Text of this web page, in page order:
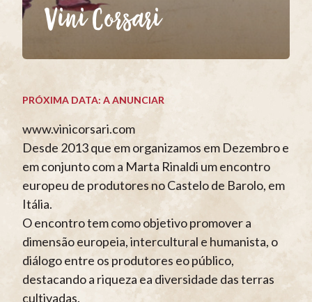
Vini Corsari
PRÓXIMA DATA: A ANUNCIAR
www.vinicorsari.com
Desde 2013 que em organizamos em Dezembro e
em conjunto com a Marta Rinaldi um encontro
europeu de produtores no Castelo de Barolo, em
Itália.
O encontro tem como objetivo promover a
dimensão europeia, intercultural e humanista, o
diálogo entre os produtores eo público,
destacando a riqueza ea diversidade das terras
cultivadas.